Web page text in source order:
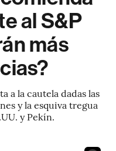
al S&P
más
a la cautela dadas las
y la esquiva tregua
y Pekín.